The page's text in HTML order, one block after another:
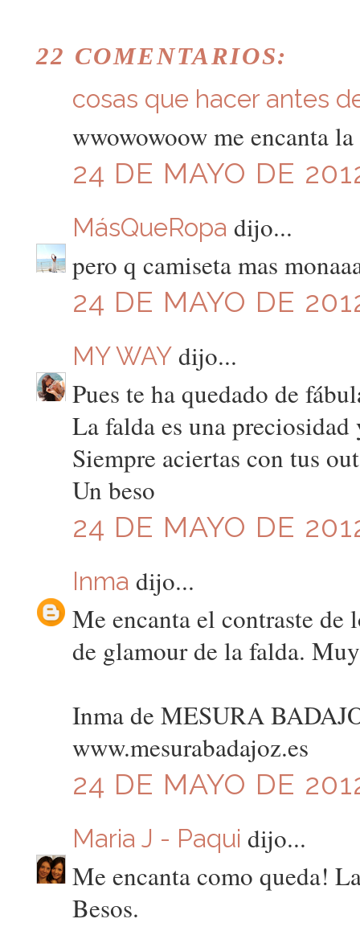
22 COMENTARIOS:
cosas que hacer antes
wwowowoow me encanta
24 DE MAYO DE
MásQueRopa dijo...
pero q camiseta mas
24 DE MAYO DE
MY WAYdijo...
Pues te ha quedado de
La falda es una
Siempre aciertas con tus
Un beso
24 DE MAYO DE
Inma dijo...
Me encanta el contraste
de glamour de la falda.
Inma de MESURA
www.mesurabadajoz.es
24 DE MAYO DE
Maria J - Paqui dijo...
Me encanta como queda!
Besos.